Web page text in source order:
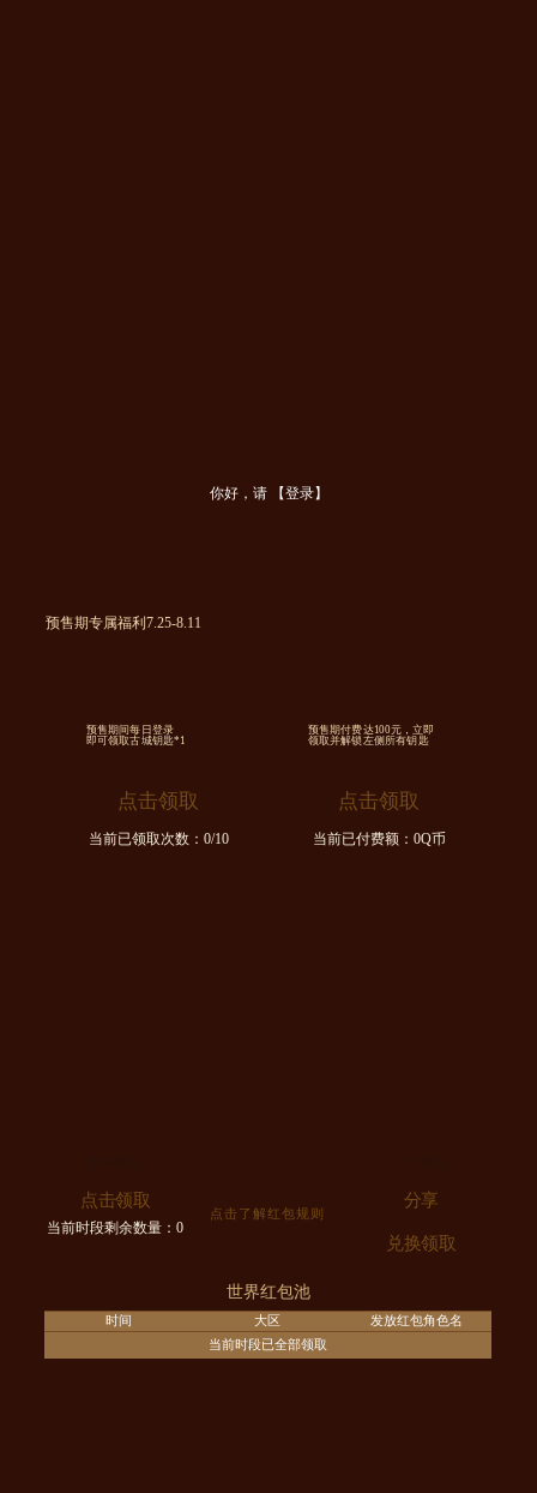
你好，请 【登录】
预售期专属福利7.25-8.11
预售期间每日登录
即可领取古城钥匙*1
古城钥匙*1
点击领取
当前已领取次数： 0/10
预售期付费达100元，立即
领取并解锁左侧所有钥匙
古城钥匙*10
点击领取
当前已付费额： 0Q币
点击领取
当前时段剩余数量：0
分享
兑换领取
点击了解红包规则
世界红包池
时间 大区
发放红包角色名
当前时段已全部领取